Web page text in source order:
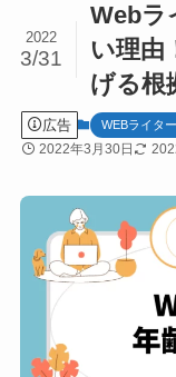
Webラ
い理由
げる根
2022
3/31
広告 WEBライタ
2022年3月30日